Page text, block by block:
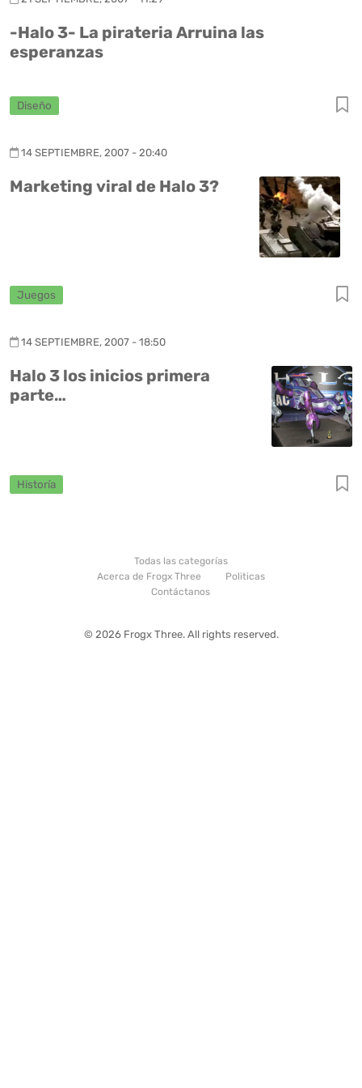
-Halo 3- La pirateria Arruina las
esperanzas
Diseño
14 SEPTIEMBRE, 2007 - 20:40
Marketing viral de Halo 3?
Juegos
14 SEPTIEMBRE, 2007 - 18:50
Halo 3 los inicios primera
parte…
Historía
Todas las categorías
Acerca de Frogx Three
Politicas
Contáctanos
© 2026 Frogx Three. All rights reserved.